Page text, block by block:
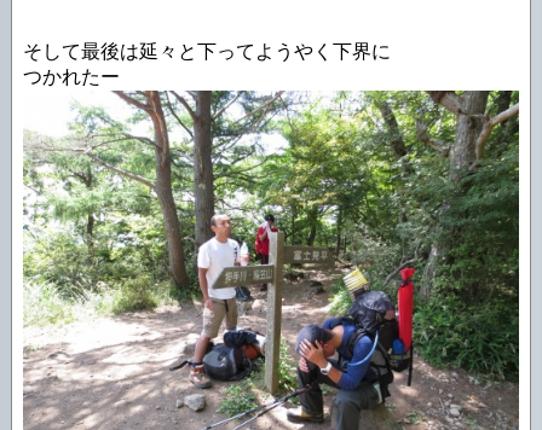
そして最後は延々と下ってようやく下界に
つかれたー